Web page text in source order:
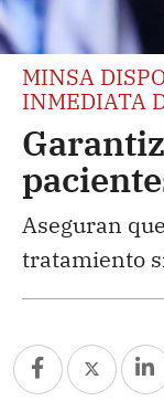
MINSA
INMEDIATA
Aseguran
tratamiento